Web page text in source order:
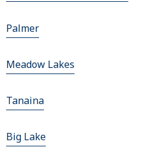
Palmer
Meadow Lakes
Tanaina
Big Lake